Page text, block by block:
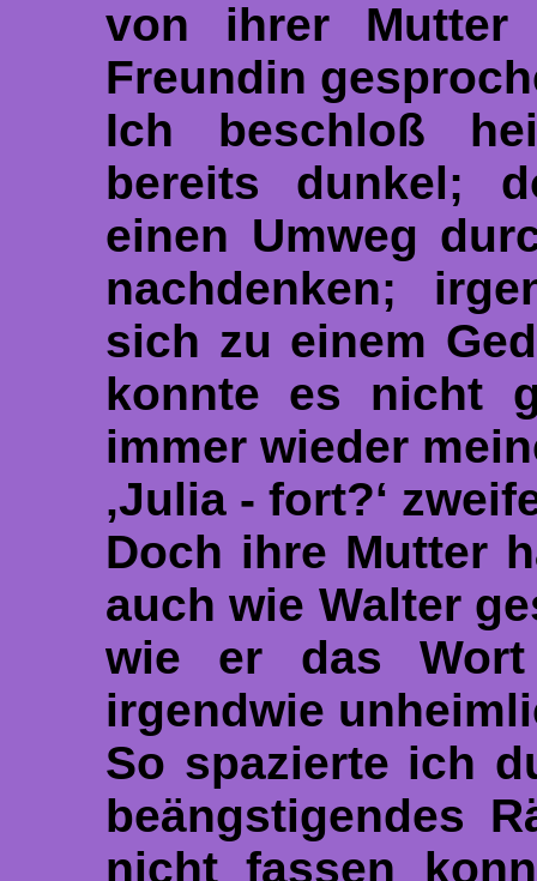
von ihrer
Freundin
Ich beschloß
bereits dunkel;
einen Umweg
nachdenken;
sich zu einem
konnte es nicht
immer wieder
‚Julia - fort?‘
Doch ihre Mutter
auch wie Walter
wie er das
irgendwie
So spazierte ich
beängstigendes
nicht fassen